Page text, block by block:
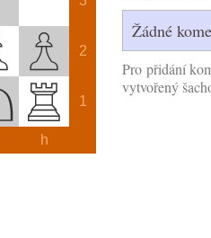
2
1
h
Žádné
Pro přidání
vytvořený